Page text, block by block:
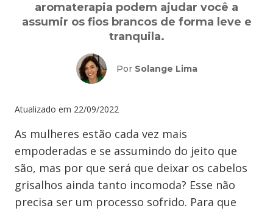
aromaterapia podem ajudar você a
assumir os fios brancos de forma leve e
tranquila.
Por Solange Lima
Atualizado em 22/09/2022
As mulheres estão cada vez mais
empoderadas e se assumindo do jeito que
são, mas por que será que deixar os cabelos
grisalhos ainda tanto incomoda? Esse não
precisa ser um processo sofrido. Para que